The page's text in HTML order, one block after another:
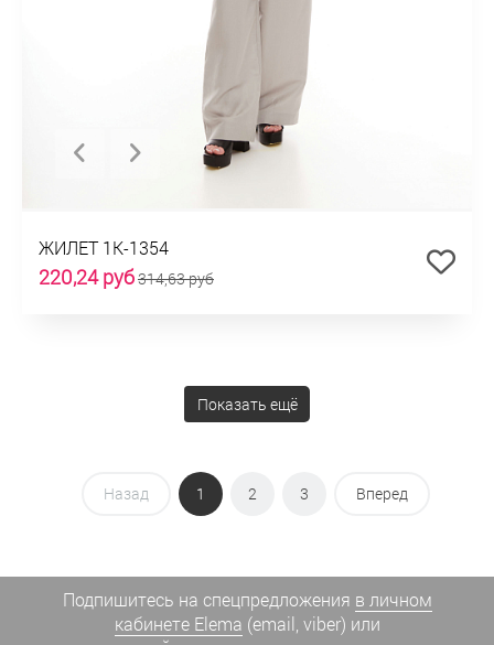
ЖИЛЕТ 1К-1354
220,24 руб314,63 руб
Показать ещё
Назад 1 2 3 Вперед
Подпишитесь на спецпредложения в личном
кабинете Elema (email, viber) или